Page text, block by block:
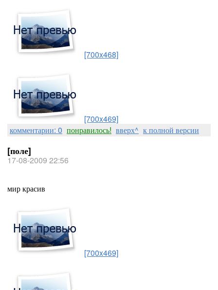
[700x468]
[700x469]
комментарии: 0 понравилось! вверх^ к полной версии
[поле]
17-08-2009 22:56
мир красив
[700x469]